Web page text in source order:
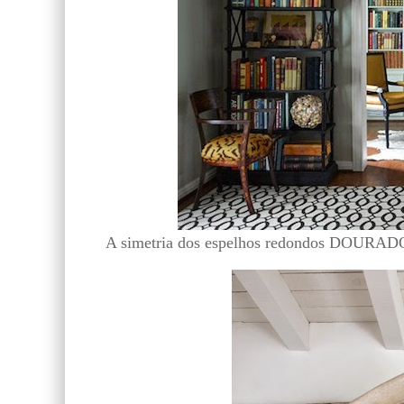
A simetria dos espelhos redondos